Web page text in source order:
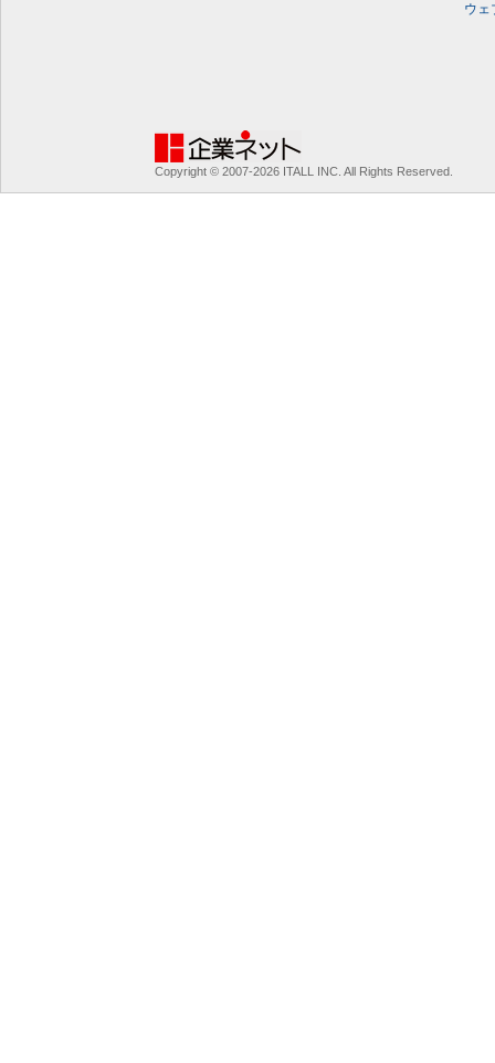
ウェ
Copyright © 2007-2026 ITALL INC. All Rights Reserved.